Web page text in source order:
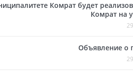
Комрат будет
Комрат на
Объявление о